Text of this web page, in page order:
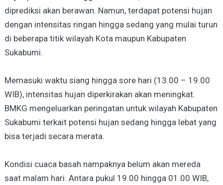
diprediksi akan berawan. Namun, terdapat potensi hujan
dengan intensitas ringan hingga sedang yang mulai turun
di beberapa titik wilayah Kota maupun Kabupaten
Sukabumi.
Memasuki waktu siang hingga sore hari (13.00 – 19.00
WIB), intensitas hujan diperkirakan akan meningkat.
BMKG mengeluarkan peringatan untuk wilayah Kabupaten
Sukabumi terkait potensi hujan sedang hingga lebat yang
bisa terjadi secara merata.
Kondisi cuaca basah nampaknya belum akan mereda
saat malam hari. Antara pukul 19.00 hingga 01.00 WIB,